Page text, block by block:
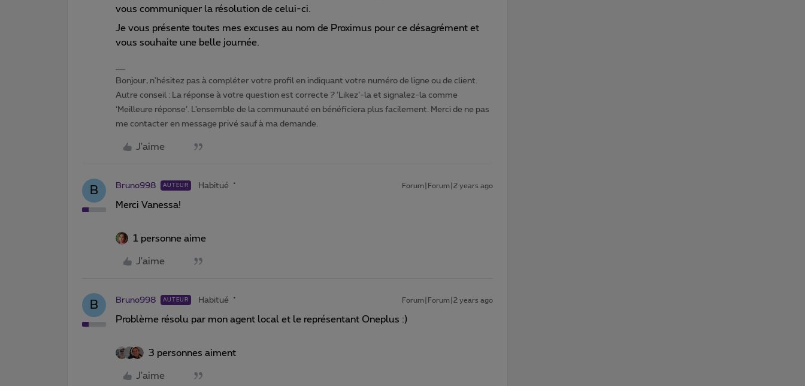
vous communiquer la résolution de celui-ci.
Je vous présente toutes mes excuses au nom de Proximus pour ce désagrément et
vous souhaite une belle journée.
Bonjour, n'hésitez pas à compléter votre profil en indiquant votre numéro de ligne ou de client.
Autre conseil : La réponse à votre question est correcte ? ‘Likez’-la et signalez-la comme
‘Meilleure réponse’. L’ensemble de la communauté en bénéficiera plus facilement. Merci de ne pas
me contacter en message privé sauf à ma demande.
J'aime
B Bruno998 AUTEUR Habitué Forum|Forum|2 years ago
Merci Vanessa!
1 personne aime
J'aime
B Bruno998 AUTEUR Habitué Forum|Forum|2 years ago
Problème résolu par mon agent local et le représentant Oneplus :)
3 personnes aiment
J'aime